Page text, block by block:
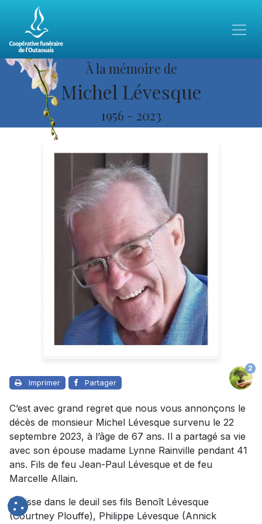
À la mémoire de
Michel Lévesque
1956 - 2023
Imprimer Partager
2
C’est avec grand regret que nous vous annonçons le
décès de monsieur Michel Lévesque survenu le 22
septembre 2023, à l’âge de 67 ans. Il a partagé sa vie
avec son épouse madame Lynne Rainville pendant 41
ans. Fils de feu Jean-Paul Lévesque et de feu
Marcelle Allain.
Il laisse dans le deuil ses fils Benoît Lévesque
(Courtney Plouffe), Philippe Lévesque (Annick